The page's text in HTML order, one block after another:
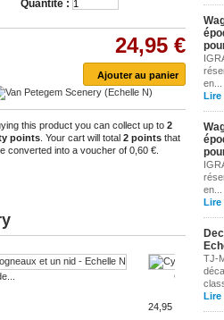
Quantité :
24,95 €
this product you can collect up to 2
points . Your cart will total 2 points that
converted into a voucher of 0,60 €
Cygnes -...
24,95 €
en...
Lire
en...
Lire
TJ-
Lire